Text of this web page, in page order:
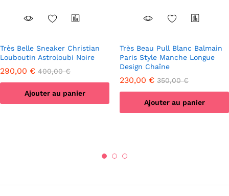
Très Belle Sneaker Christian
Louboutin Astroloubi Noire
290,00 € 400,00€
Ajouter au panier
Très Beau Pull Blanc Balmain
Paris Style Manche Longue
Design Chaîne
230,00 € 350,00€
Ajouter au panier